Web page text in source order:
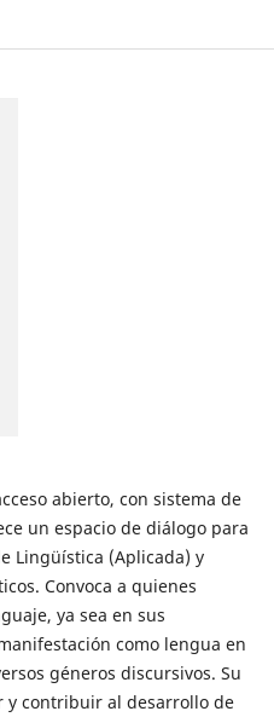
abierto, con sistema de
un espacio de diálogo para
Lingüística (Aplicada) y
Convoca a quienes
ya sea en sus
como lengua en
géneros discursivos. Su
y contribuir al desarrollo de